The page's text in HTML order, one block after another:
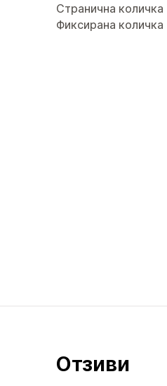
Странична количка
Фиксирана количка
Отзиви